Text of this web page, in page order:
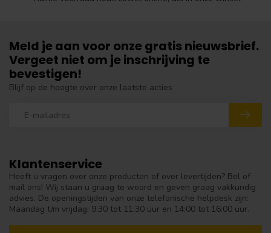
Klantenservice
Heeft u vragen over onze producten of over levertijden? Bel of
mail ons! Wij staan u graag te woord en geven graag vakkundig
advies. De openingstijden van onze telefonische helpdesk zijn:
Maandag t/m vrijdag: 9:30 tot 11:30 uur en 14:00 tot 16:00 uur.
Meld je aan voor onze gratis nieuwsbrief.
Vergeet niet om je inschrijving te
bevestigen!
Blijf op de hoogte over onze laatste acties